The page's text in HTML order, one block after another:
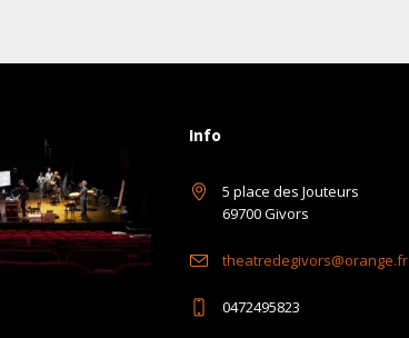
Info
5 place des Jouteurs
69700 Givors
theatredegivors@orange.fr
0472495823